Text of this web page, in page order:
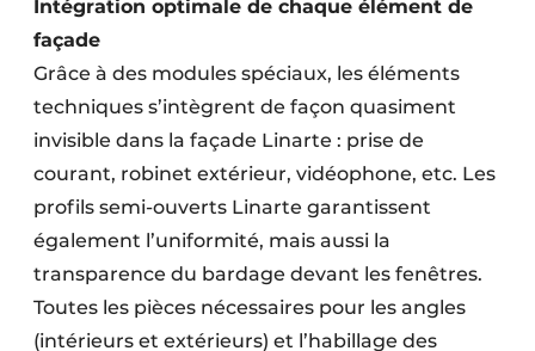
Intégration optimale de chaque élément de
façade
Grâce à des modules spéciaux, les éléments
techniques s’intègrent de façon quasiment
invisible dans la façade Linarte : prise de
courant, robinet extérieur, vidéophone, etc. Les
profils semi-ouverts Linarte garantissent
également l’uniformité, mais aussi la
transparence du bardage devant les fenêtres.
Toutes les pièces nécessaires pour les angles
(intérieurs et extérieurs) et l’habillage des